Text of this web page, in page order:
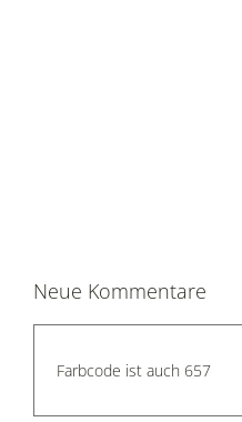
Neue Kommentare
Farbcode ist auch 657